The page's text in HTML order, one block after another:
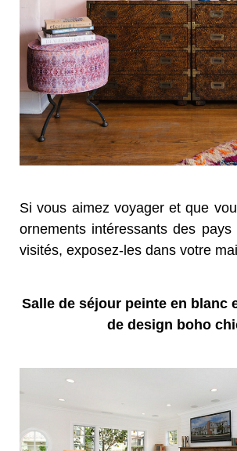
Si vous aimez voyager et que
ornements intéressants des
visités, exposez-les dans votre
Salle de séjour peinte en blanc
de design boho